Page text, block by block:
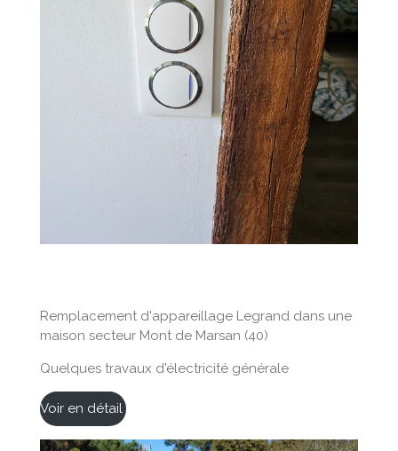
Remplacement d'appareillage Legrand dans une
maison secteur Mont de Marsan (40)
Quelques travaux d'électricité générale
Voir en détail